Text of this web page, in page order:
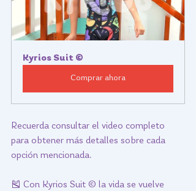
Kyrios Suit ©
Comprar ahora
Recuerda consultar el video completo
para obtener más detalles sobre cada
opción mencionada.
🎽 Con Kyrios Suit © la vida se vuelve